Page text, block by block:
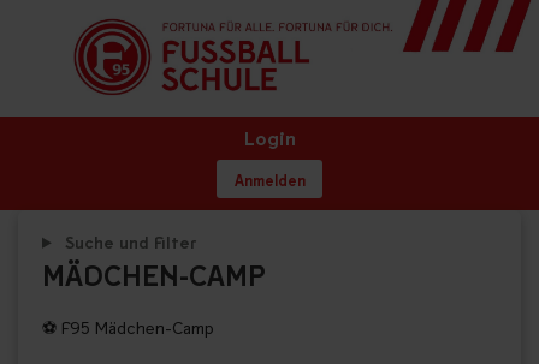
Login
Anmelden
Suche und Filter
MÄDCHEN-CAMP
⚽ F95 Mädchen-Camp